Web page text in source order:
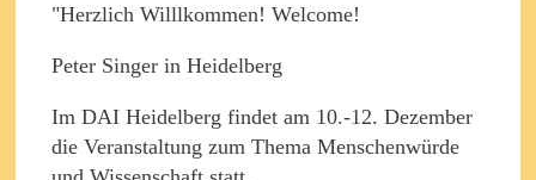
"Herzlich Willlkommen! Welcome!
Peter Singer in Heidelberg
Im DAI Heidelberg findet am 10.-12. Dezember
die Veranstaltung zum Thema Menschenwürde